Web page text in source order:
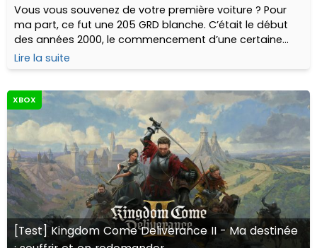
Vous vous souvenez de votre première voiture ? Pour
ma part, ce fut une 205 GRD blanche. C’était le début
des années 2000, le commencement d’une certaine
liberté offerte par ce tas de ferraille monté sur 4
pneus...
Lire la suite
XBOX
[Test] Kingdom Come Deliverance II - Ma destinée